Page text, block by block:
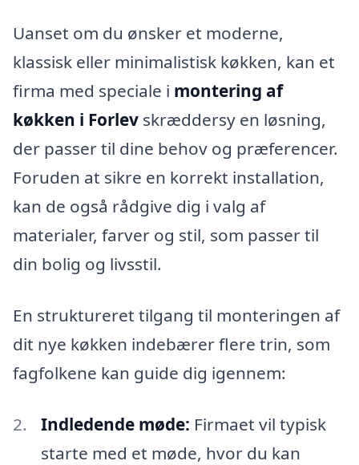
Uanset om du ønsker et moderne,
klassisk eller minimalistisk køkken, kan et
firma med speciale i montering af
køkken i Forlev skræddersy en løsning,
der passer til dine behov og præferencer.
Foruden at sikre en korrekt installation,
kan de også rådgive dig i valg af
materialer, farver og stil, som passer til
din bolig og livsstil.
En struktureret tilgang til monteringen af
dit nye køkken indebærer flere trin, som
fagfolkene kan guide dig igennem:
Indledende møde: Firmaet vil typisk
starte med et møde, hvor du kan